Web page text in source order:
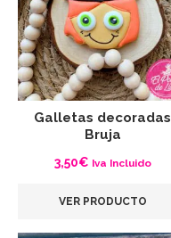
Galletas decoradas
Bruja
3,50€ Iva Incluido
VER PRODUCTO